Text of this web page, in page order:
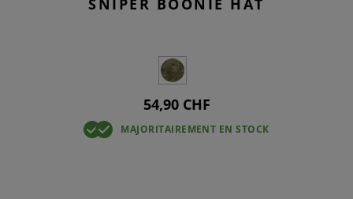
SNIPER BOONIE HAT
54,90 CHF
MAJORITAIREMENT EN STOCK